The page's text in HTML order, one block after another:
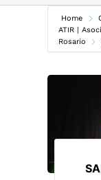
Home
ATIR |
Rosario